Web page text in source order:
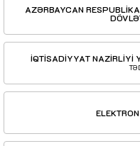
AZƏRBAYCAN
İQTİSADİYYAT NAZİRLİYİ